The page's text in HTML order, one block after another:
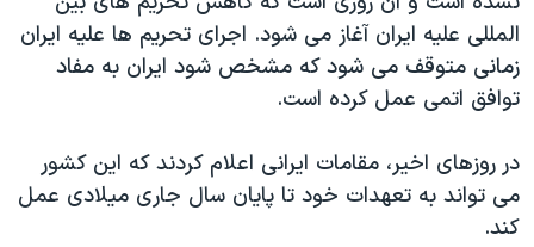
المللی علیه ایران آغاز می شود. اجرای تحریم ها علیه ایران
زمانی متوقف می شود که مشخص شود ایران به مفاد
توافق اتمی عمل کرده است.
در روزهای اخیر، مقامات ایرانی اعلام کردند که این کشور
می تواند به تعهدات خود تا پایان سال جاری میلادی عمل
کند.